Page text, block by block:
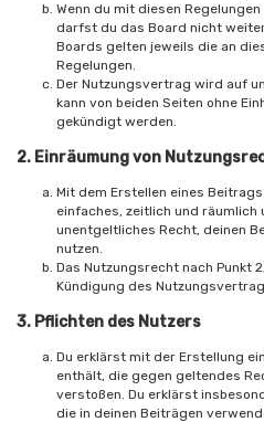
Wenn du mit diesen
darfst du das Board nicht
Boards gelten jeweils die an
Regelungen.
Der Nutzungsvertrag wird auf
kann von beiden Seiten ohne
gekündigt werden.
2. Einräumung von
Mit dem Erstellen eines
einfaches, zeitlich und räumlich
unentgeltliches Recht, deinen
nutzen.
Das Nutzungsrecht nach Punkt
Kündigung des
3. Pflichten des Nutzers
Du erklärst mit der Erstellung
enthält, die gegen geltendes
verstoßen. Du erklärst
die in deinen Beiträgen